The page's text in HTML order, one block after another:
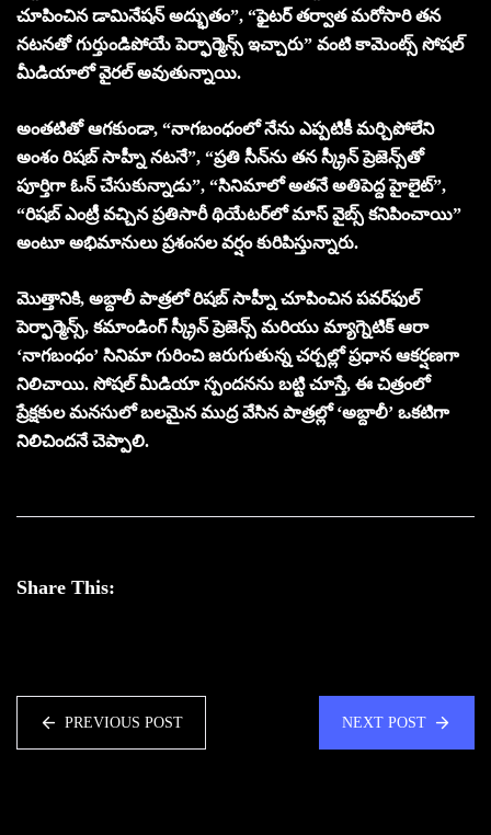
చూపించిన డామినేషన్ అద్భుతం”, “ఫైటర్ తర్వాత మరోసారి తన
నటనతో గుర్తుండిపోయే పెర్ఫార్మెన్స్ ఇచ్చారు” వంటి కామెంట్స్ సోషల్
మీడియాలో వైరల్ అవుతున్నాయి.
అంతటితో ఆగకుండా, “నాగబంధంలో నేను ఎప్పటికీ మర్చిపోలేని
అంశం రిషబ్ సాహ్నీ నటనే”, “ప్రతి సీన్‌ను తన స్క్రీన్ ప్రెజెన్స్‌తో
పూర్తిగా ఓన్ చేసుకున్నాడు”, “సినిమాలో అతనే అతిపెద్ద హైలైట్”,
“రిషబ్ ఎంట్రీ వచ్చిన ప్రతిసారీ థియేటర్‌లో మాస్ వైబ్స్ కనిపించాయి”
అంటూ అభిమానులు ప్రశంసల వర్షం కురిపిస్తున్నారు.
మొత్తానికి, అబ్దాలీ పాత్రలో రిషబ్ సాహ్నీ చూపించిన పవర్‌ఫుల్
పెర్ఫార్మెన్స్, కమాండింగ్ స్క్రీన్ ప్రెజెన్స్ మరియు మ్యాగ్నెటిక్ ఆరా
‘నాగబంధం’ సినిమా గురించి జరుగుతున్న చర్చల్లో ప్రధాన ఆకర్షణగా
నిలిచాయి. సోషల్ మీడియా స్పందనను బట్టి చూస్తే, ఈ చిత్రంలో
ప్రేక్షకుల మనసులో బలమైన ముద్ర వేసిన పాత్రల్లో ‘అబ్దాలీ’ ఒకటిగా
నిలిచిందనే చెప్పాలి.
Share This:
PREVIOUS POST NEXT POST